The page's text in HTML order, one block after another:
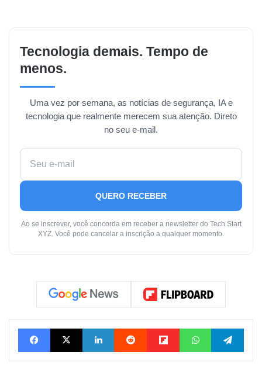
Tecnologia demais. Tempo de
menos.
Uma vez por semana, as notícias de segurança, IA e
tecnologia que realmente merecem sua atenção. Direto
no seu e-mail.
QUERO RECEBER
Ao se inscrever, você concorda em receber a newsletter do Tech Start
XYZ. Você pode cancelar a inscrição a qualquer momento.
FacebookX Linkedin Reddit FlipboardWhatsApp